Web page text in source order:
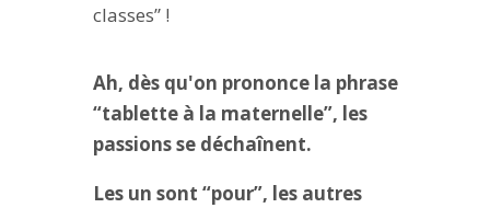
classes” !
Ah, dès qu'on prononce la phrase
“tablette à la maternelle”, les
passions se déchaînent.
Les un sont “pour”, les autres